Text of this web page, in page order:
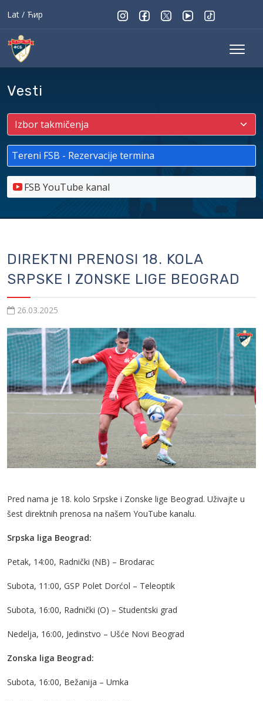
Lat / Ћир
Vesti
Tereni FSB - Rezervacije termina
FSB YouTube kanal
DIREKTNI PRENOSI 18. KOLA
SRPSKE I ZONSKE LIGE BEOGRAD
26.03.2025
Pred nama je 18. kolo Srpske i Zonske lige Beograd. Uživajte u
šest direktnih prenosa na našem YouTube kanalu.
Srpska liga Beograd:
Petak, 14:00, Radnički (NB) – Brodarac
Subota, 11:00, GSP Polet Dorćol – Teleoptik
Subota, 16:00, Radnički (O) – Studentski grad
Nedelja, 16:00, Jedinstvo – Ušće Novi Beograd
Zonska liga Beograd:
Subota, 16:00, Bežanija – Umka